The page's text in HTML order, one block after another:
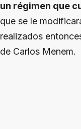
un régimen que
que se le
realizados
de Carlos Menem.